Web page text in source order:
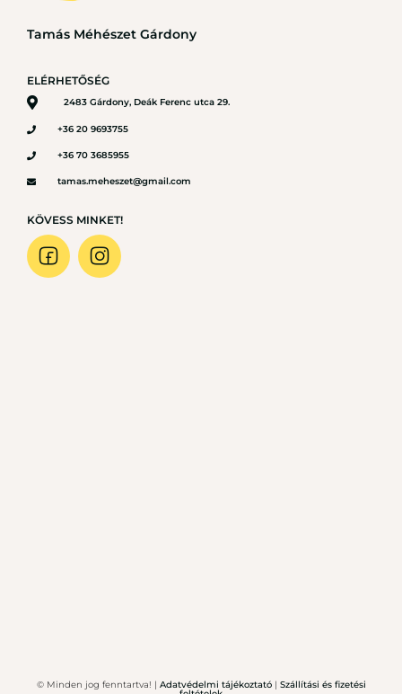
Tamás Méhészet Gárdony
ELÉRHETŐSÉG
2483 Gárdony, Deák Ferenc utca 29.
+36 20 9693755
+36 70 3685955
tamas.meheszet@gmail.com
KÖVESS MINKET!
© Minden jog fenntartva! | Adatvédelmi tájékoztató| Szállítási és fizetési